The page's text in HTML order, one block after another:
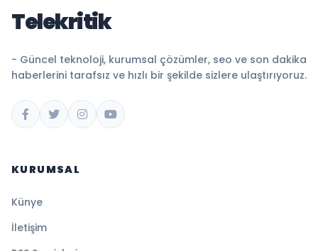
Telekritik
- Güncel teknoloji, kurumsal çözümler, seo ve son dakika
haberlerini tarafsız ve hızlı bir şekilde sizlere ulaştırıyoruz.
KURUMSAL
Künye
İletişim